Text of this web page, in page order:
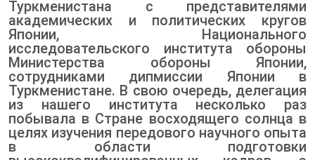
Туркменистана с представителями
академических и политических кругов
Японии, Национального
исследовательского института обороны
Министерства обороны Японии,
сотрудниками дипмиссии Японии в
Туркменистане. В свою очередь, делегация
из нашего института несколько раз
побывала в Стране восходящего солнца в
целях изучения передового научного опыта
в области подготовки